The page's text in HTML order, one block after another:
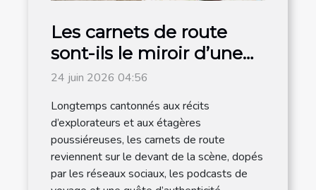
Les carnets de route
sont-ils le miroir d’une
destination authentique
24 juin 2026 04:56
Longtemps cantonnés aux récits
d’explorateurs et aux étagères
poussiéreuses, les carnets de route
reviennent sur le devant de la scène, dopés
par les réseaux sociaux, les podcasts de